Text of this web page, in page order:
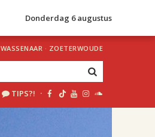
Donderdag 6 augustus
WASSENAAR · ZOETERWOUDE
TIPS?! ·